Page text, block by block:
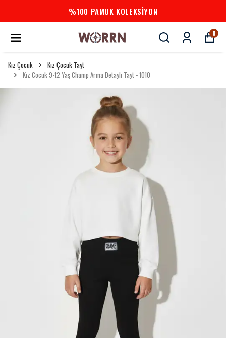
%100 PAMUK KOLEKSİYON
0
Kız Çocuk
Kız Çocuk Tayt
Kız Cocuk 9-12 Yaş Champ Arma Detaylı Tayt - 1010